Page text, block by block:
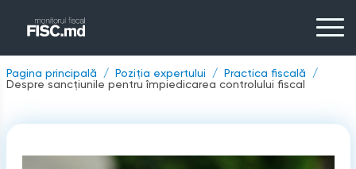
Pagina principală Poziția expertului
Practica fiscală
Despre sancțiunile pentru împiedicarea controlului fiscal